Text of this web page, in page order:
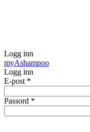
Logg inn
myAshampoo
Logg inn
E-post *
Passord *